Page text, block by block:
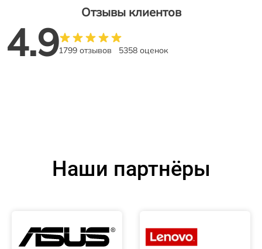
Отзывы клиентов
4.91799 отзывов 5358 оценок
Наши партнёры